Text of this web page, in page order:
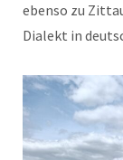
ebenso zu
Dialekt in